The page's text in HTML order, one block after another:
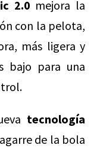
2.0 mejora la
con la pelota,
más ligera y
bajo para una
tecnología
de la bola